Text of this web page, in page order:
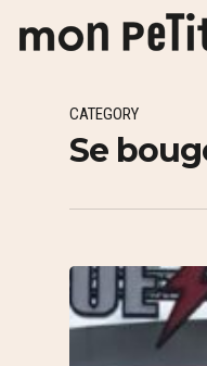
Hit enter to
CATEGORY
Se